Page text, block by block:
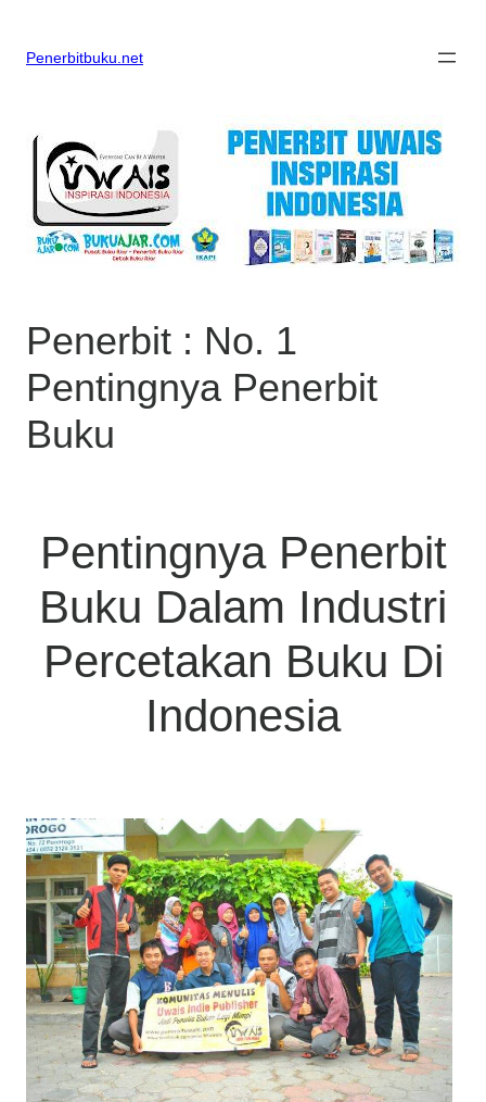
contentPenerbitbuku.net
Penerbit : No. 1
Pentingnya Penerbit
Buku
Pentingnya Penerbit
Buku Dalam Industri
Percetakan Buku Di
Indonesia